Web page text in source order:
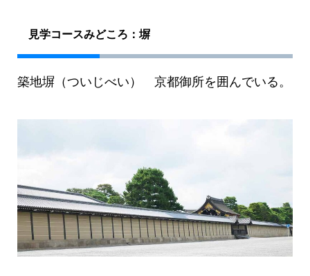
見学コースみどころ：塀
築地塀（ついじべい） 京都御所を囲んでいる。